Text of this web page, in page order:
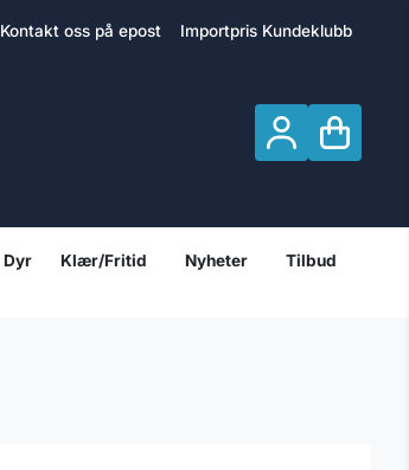
Kontakt oss på epost Importpris Kundeklubb
Dyr Klær/Fritid Nyheter
Tilbud